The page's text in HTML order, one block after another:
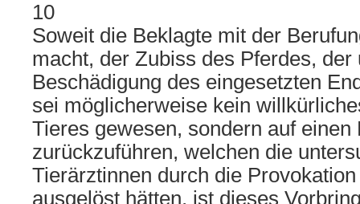
10
Soweit die Beklagte mit der
macht, der Zubiss des Pferdes, der
Beschädigung des eingesetzten
sei möglicherweise kein
Tieres gewesen, sondern auf einen
zurückzuführen, welchen die
Tierärztinnen durch die
ausgelöst hätten, ist dieses